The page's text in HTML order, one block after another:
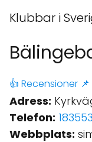
Klubbar i
👍 Recensioner
Adress:
Telefon:
Webbplats: